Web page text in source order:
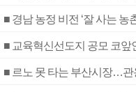
■ 경남 농정 비전 ‘잘 사는
■ 교육혁신선도지 공모 코앞
■ 르노 못 타는 부산시장…관